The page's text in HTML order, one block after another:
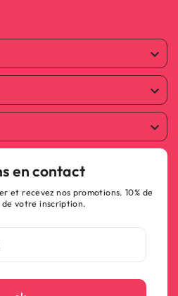



en contact
et recevez nos promotions. 10% de
de votre inscription.